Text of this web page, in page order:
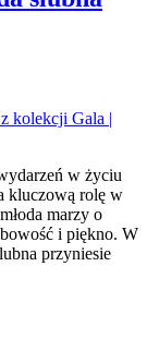
w życiu
kluczową rolę w
marzy o
i piękno. W
przyniesie